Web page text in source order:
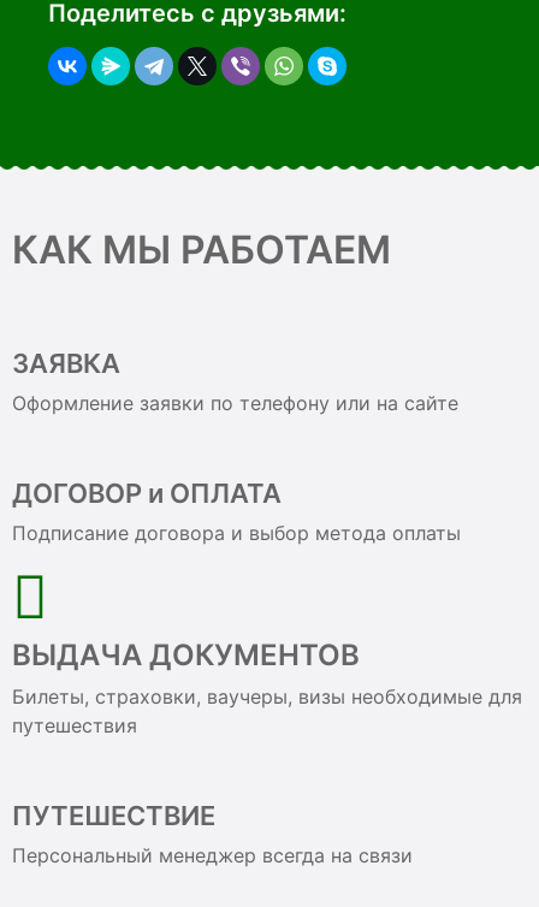
Поделитесь с друзьями:
КАК МЫ РАБОТАЕМ
ЗАЯВКА
Оформление заявки по телефону или на сайте
ДОГОВОР и ОПЛАТА
Подписание договора и выбор метода оплаты
ВЫДАЧА ДОКУМЕНТОВ
Билеты, страховки, ваучеры, визы необходимые для
путешествия
ПУТЕШЕСТВИЕ
Персональный менеджер всегда на связи